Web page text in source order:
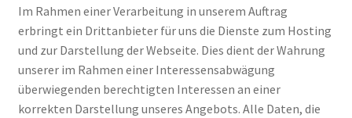
Il mio conto
Impressum
Im Rahmen einer Verarbeitung in unserem Auftrag
erbringt ein Drittanbieter für uns die Dienste zum Hosting
und zur Darstellung der Webseite. Dies dient der Wahrung
unserer im Rahmen einer Interessensabwägung
überwiegenden berechtigten Interessen an einer
korrekten Darstellung unseres Angebots. Alle Daten, die